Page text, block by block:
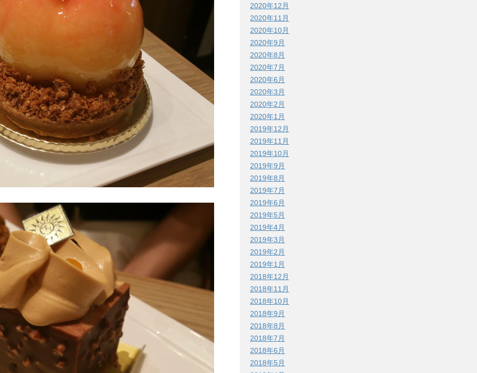
2020年12月
2020年11月
2020年10月
2020年9月
2020年8月
2020年7月
2020年6月
2020年3月
2020年2月
2020年1月
2019年12月
2019年11月
2019年10月
2019年9月
2019年8月
2019年7月
2019年6月
2019年5月
2019年4月
2019年3月
2019年2月
2019年1月
2018年12月
2018年11月
2018年10月
2018年9月
2018年8月
2018年7月
2018年6月
2018年5月